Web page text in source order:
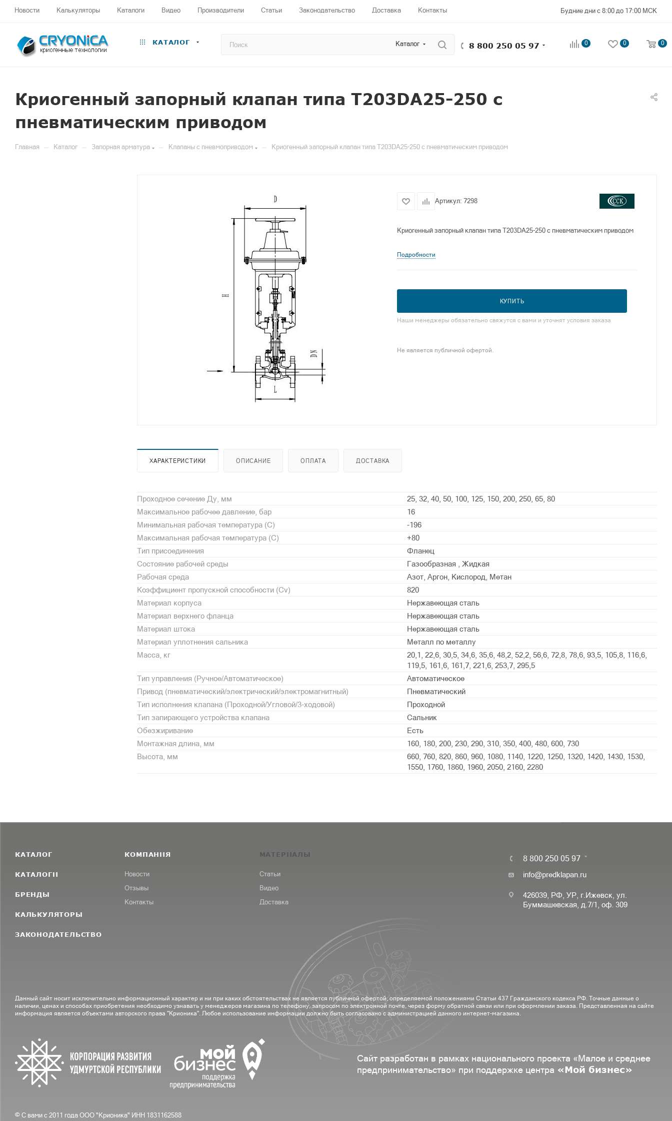
Новости Калькуляторы Каталоги Видео Производители Статьи Законодательство Доставка Контакты Будние дни с 8:00 до 17:00 МСК
КАТАЛОГ Каталог 8 800 250 05 97 0 0 0
Криогенный запорный клапан типа T203DA25-250 с
пневматическим приводом
Главная — Каталог — Запорная арматура — Клапаны с пневмоприводом — Криогенный запорный клапан типа T203DA25-250 с пневматическим приводом
Артикул: 7298
Криогенный запорный клапан типа T203DA25-250 с пневматическим приводом
Подробности
КУПИТЬ
Наши менеджеры обязательно свяжутся с вами и уточнят условия заказа
Не является публичной офертой.
ХАРАКТЕРИСТИКИ ОПИСАНИЕ ОПЛАТА ДОСТАВКА
Проходное сечение Ду, мм
25, 32, 40, 50, 100, 125, 150, 200, 250, 65, 80
Максимальное рабочее давление, бар
16
Минимальная рабочая температура (С)
-196
Максимальная рабочая температура (С)
+80
Тип присоединения
Фланец
Состояние рабочей среды
Газообразная , Жидкая
Рабочая среда
Азот, Аргон, Кислород, Метан
Коэффициент пропускной способности (Cv)
820
Материал корпуса
Нержавеющая сталь
Материал верхнего фланца
Нержавеющая сталь
Материал штока
Нержавеющая сталь
Материал уплотнения сальника
Металл по металлу
Масса, кг
20,1, 22,6, 30,5, 34,6, 35,6, 48,2, 52,2, 56,6, 72,8, 78,6, 93,5, 105,8, 116,6,
119,5, 161,6, 161,7, 221,6, 253,7, 295,5
Тип управления (Ручное/Автоматическое)
Автоматическое
Привод (пневматический/электрический/электромагнитный)
Пневматический
Тип исполнения клапана (Проходной/Угловой/3-ходовой)
Проходной
Тип запирающего устройства клапана
Сальник
Обезжиривание
Есть
Монтажная длина, мм
160, 180, 200, 230, 290, 310, 350, 400, 480, 600, 730
Высота, мм
660, 760, 820, 860, 960, 1080, 1140, 1220, 1250, 1320, 1420, 1430, 1530,
1550, 1760, 1860, 1960, 2050, 2160, 2280
КАТАЛОГ
КАТАЛОГИ
БРЕНДЫ
КАЛЬКУЛЯТОРЫ
ЗАКОНОДАТЕЛЬСТВО
КОМПАНИЯ
Новости
Отзывы
Контакты
МАТЕРИАЛЫ
Статьи
Видео
Доставка
8 800 250 05 97
info@predklapan.ru
426039, РФ, УР, г.Ижевск, ул.
Буммашевская, д.7/1, оф. 309
Данный сайт носит исключительно информационный характер и ни при каких обстоятельствах не является публичной офертой, определяемой положениями Статьи 437 Гражданского кодекса РФ. Точные данные о
наличии, ценах и способах приобретения необходимо узнавать у менеджеров магазина по телефону, запросом по электронной почте, через форму обратной связи или при оформлении заказа. Представленная на сайте
информация является объектами авторского права "Крионика". Любое использование информации должно быть согласовано с администрацией данного интернет-магазина.
Сайт разработан в рамках национального проекта «Малое и среднее
предпринимательство» при поддержке центра «Мой бизнес»
© С вами с 2011 года ООО "Крионика" ИНН 1831162588